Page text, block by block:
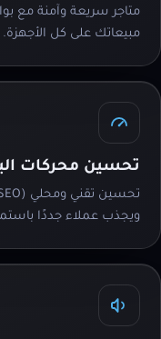
متاجر سريعة وآمنة مع
مبيعاتك على كل الأجهزة.
تحسين محركات
ويجذب عملاء جددًا